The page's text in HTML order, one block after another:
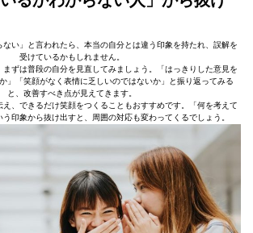
ない」と言われたら、本当の自分とは違う印象を持たれ、誤解を
受けているかもしれません。
まずは普段の自分を見直してみましょう。「はっきりした意見を
」「笑顔がなく表情に乏しいのではないか」と振り返ってみる
と、改善すべき点が見えてきます。
、できるだけ笑顔をつくることもおすすめです。「何を考えて
印象から抜け出すと、周囲の対応も変わってくるでしょう。